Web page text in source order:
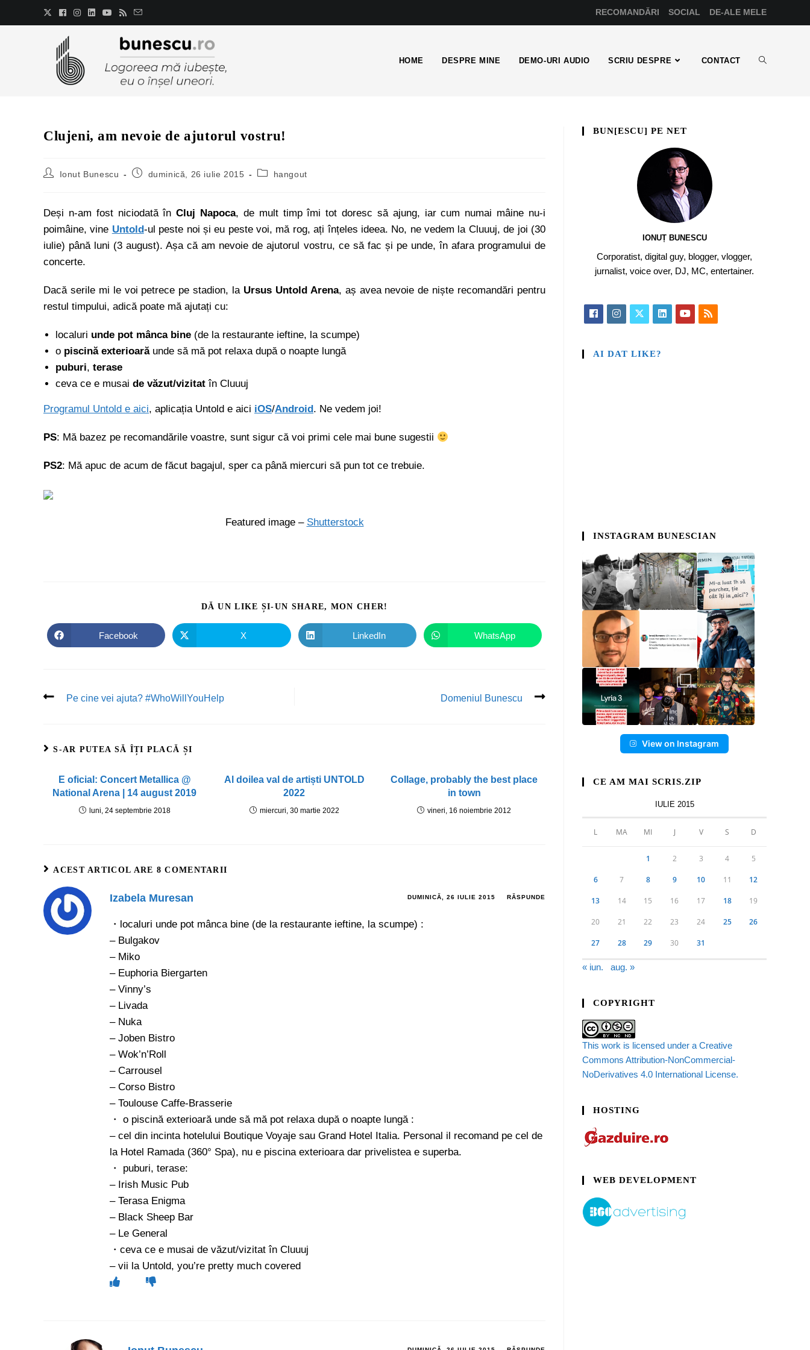
RECOMANDĂRI SOCIAL DE-ALE MELE
HOME DESPRE MINE DEMO-URI AUDIO SCRIU DESPRE CONTACT
Clujeni, am nevoie de ajutorul vostru!
Ionut Bunescu duminică, 26 iulie 2015 hangout
Deși n-am fost niciodată înCluj Napoca, de mult timp îmi tot doresc să ajung, iar cum numai mâine nu-i
poimâine, vine Untold-ul peste noi și eu peste voi, mă rog, ați înțeles ideea. No, ne vedem la Cluuuj, de joi (30
iulie) până luni (3 august). Așa că am nevoie de ajutorul vostru, ce să fac și pe unde, în afara programului de
concerte.
Dacă serile mi le voi petrece pe stadion, la Ursus Untold Arena, aș avea nevoie de niște recomandări pentru
restul timpului, adică poate mă ajutați cu:
localuri unde pot mânca bine (de la restaurante ieftine, la scumpe)
o piscină exterioarăunde să mă pot relaxa după o noapte lungă
puburi, terase
ceva ce e musai de văzut/vizitat în Cluuuj
Programul Untold e aici, aplicația Untold e aici iOS/Android. Ne vedem joi!
PS: Mă bazez pe recomandările voastre, sunt sigur că voi primi cele mai bune sugestii
PS2: Mă apuc de acum de făcut bagajul, sper ca până miercuri să pun tot ce trebuie.
Featured image – Shutterstock
DĂ UN LIKE ȘI-UN SHARE, MON CHER!
Facebook X LinkedIn WhatsApp
Pe cine vei ajuta? #WhoWillYouHelp Domeniul Bunescu
S-AR PUTEA SĂ ÎȚI PLACĂ ȘI
E oficial: Concert Metallica @
National Arena | 14 august 2019
luni, 24 septembrie 2018
Al doilea val de artiști UNTOLD
2022
miercuri, 30 martie 2022
Collage, probably the best place
in town
vineri, 16 noiembrie 2012
ACEST ARTICOL ARE 8 COMENTARII
Izabela Muresan DUMINICĂ, 26 IULIE 2015 RĂSPUNDE
・localuri unde pot mânca bine (de la restaurante ieftine, la scumpe) :
– Bulgakov
– Miko
– Euphoria Biergarten
– Vinny’s
– Livada
– Nuka
– Joben Bistro
– Wok’n’Roll
– Carrousel
– Corso Bistro
– Toulouse Caffe-Brasserie
・ o piscină exterioară unde să mă pot relaxa după o noapte lungă :
– cel din incinta hotelului Boutique Voyaje sau Grand Hotel Italia. Personal il recomand pe cel de
la Hotel Ramada (360° Spa), nu e piscina exterioara dar privelistea e superba.
・ puburi, terase:
– Irish Music Pub
– Terasa Enigma
– Black Sheep Bar
– Le General
・ceva ce e musai de văzut/vizitat în Cluuuj
– vii la Untold, you’re pretty much covered
BUN[ESCU] PE NET
IONUȚ BUNESCU
Corporatist, digital guy, blogger, vlogger,
jurnalist, voice over, DJ, MC, entertainer.
AI DAT LIKE?
INSTAGRAM BUNESCIAN
View on Instagram
CE AM MAI SCRIS.ZIP
IULIE 2015
L MA MI J V S D
1 2 3 4 5
6 7 8 9 10 11 12
13 14 15 16 17 18 19
20 21 22 23 24 25 26
27 28 29 30 31
« iun. aug. »
COPYRIGHT
This work is licensed under a Creative
Commons Attribution-NonCommercial-
NoDerivatives 4.0 International License.
HOSTING
WEB DEVELOPMENT